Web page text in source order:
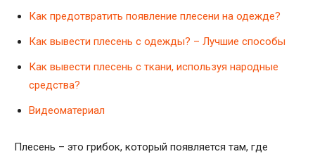
Как предотвратить появление плесени на одежде?
Как вывести плесень с одежды? – Лучшие способы
Как вывести плесень с ткани, используя народные
средства?
Видеоматериал
Плесень – это грибок, который появляется там, где